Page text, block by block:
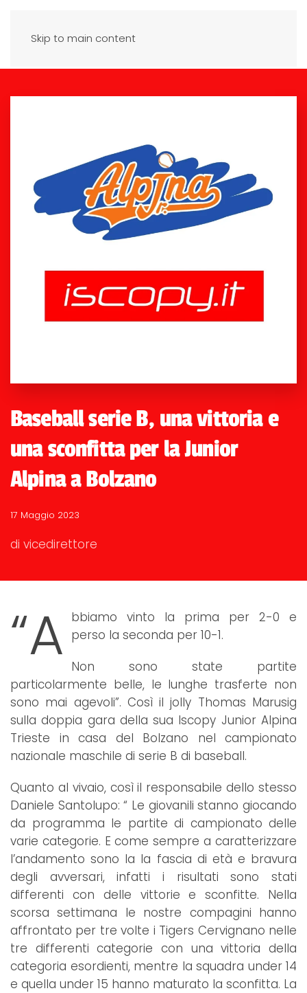
Skip to main content
Baseball serie B, una vittoria e
una sconfitta per la Junior
Alpina a Bolzano
17 Maggio 2023
di vicedirettore
“A bbiamo vinto la prima per 2-0 e
perso la seconda per 10-1.
Non sono state partite
particolarmente belle, le lunghe trasferte non
sono mai agevoli”. Così il jolly Thomas Marusig
sulla doppia gara della sua Iscopy Junior Alpina
Trieste in casa del Bolzano nel campionato
nazionale maschile di serie B di baseball.
Quanto al vivaio, così il responsabile dello stesso
Daniele Santolupo: “ Le giovanili stanno giocando
da programma le partite di campionato delle
varie categorie. E come sempre a caratterizzare
l’andamento sono la la fascia di età e bravura
degli avversari, infatti i risultati sono stati
differenti con delle vittorie e sconfitte. Nella
scorsa settimana le nostre compagini hanno
affrontato per tre volte i Tigers Cervignano nelle
tre differenti categorie con una vittoria della
categoria esordienti, mentre la squadra under 14
e quella under 15 hanno maturato la sconfitta. La